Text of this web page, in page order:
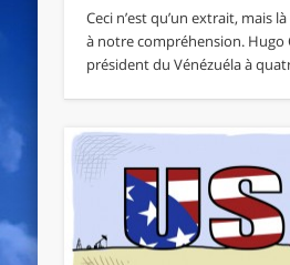
Ceci n’est qu’un extrait, mais
à notre compréhension. Hugo
président du Vénézuéla à